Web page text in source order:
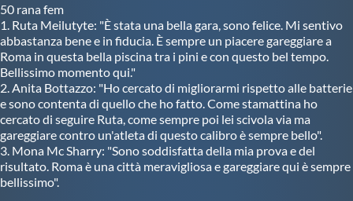
50 rana fem
1. Ruta Meilutyte: "È stata una bella gara, sono felice. Mi sentivo
abbastanza bene e in fiducia. È sempre un piacere gareggiare a
Roma in questa bella piscina tra i pini e con questo bel tempo.
Bellissimo momento qui."
2. Anita Bottazzo: "Ho cercato di migliorarmi rispetto alle batterie
e sono contenta di quello che ho fatto. Come stamattina ho
cercato di seguire Ruta, come sempre poi lei scivola via ma
gareggiare contro un'atleta di questo calibro è sempre bello".
3. Mona Mc Sharry: "Sono soddisfatta della mia prova e del
risultato. Roma è una città meravigliosa e gareggiare qui è sempre
bellissimo".